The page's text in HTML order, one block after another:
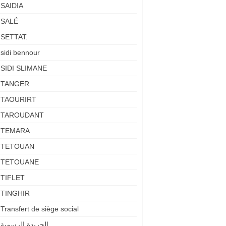
SAIDIA
SALÉ
SETTAT.
sidi bennour
SIDI SLIMANE
TANGER
TAOURIRT
TAROUDANT
TEMARA
TETOUAN
TETOUANE
TIFLET
TINGHIR
Transfert de siège social